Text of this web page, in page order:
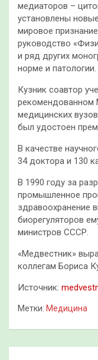
медиаторов –
установлены
мировое
руководство
и ряд других
норме и патологии.
Кузник соавтор
рекомендованном
медицинских
был удостоен
В качестве
34 доктора и 130
В 1990 году за
промышленное
здравоохранение
биорегуляторов
министров СССР.
«Медвестник»
коллегам Бориса
Источник:
Метки: Медицина